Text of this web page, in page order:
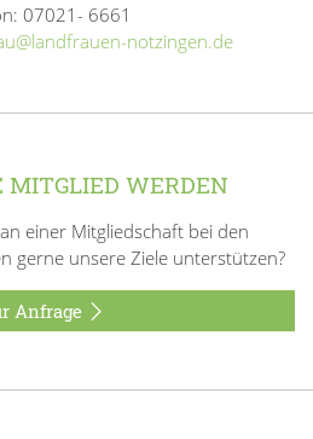
07021- 6661
notzingen.de
MITGLIED WERDEN
einer Mitgliedschaft bei den
gerne unsere Ziele unterstützen?
Anfrage